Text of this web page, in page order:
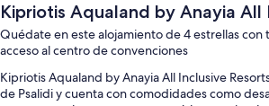
Kipriotis Aqualand by Anayia All
Quédate en este alojamiento de 4 estrellas
acceso al centro de convenciones
Kipriotis Aqualand by Anayia All Inclusive
de Psalidi y cuenta con comodidades como